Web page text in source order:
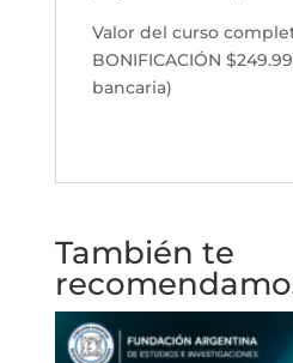
Valor del curso
BONIFICACIÓN
bancaria)
También te